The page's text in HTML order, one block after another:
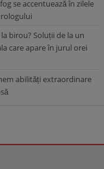
se accentuează în zilele
birou? Soluții de la un
care apare în jurul orei
abilități extraordinare